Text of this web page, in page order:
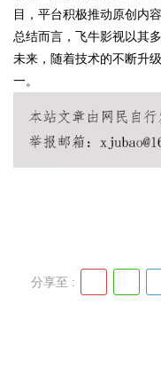
目，平台积极推动原创内
总结而言，飞牛影视以其
未来，随着技术的不断升
一。
分享至 :